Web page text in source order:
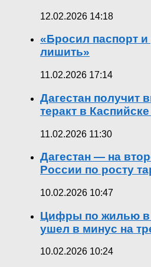
12.02.2026 14:18
«Бросил паспорт
лишить»
11.02.2026 17:14
Дагестан получит
теракт в
11.02.2026 11:30
Дагестан — на
России по росту
10.02.2026 10:47
Цифры по жилью в
ушел в минус на
10.02.2026 10:24